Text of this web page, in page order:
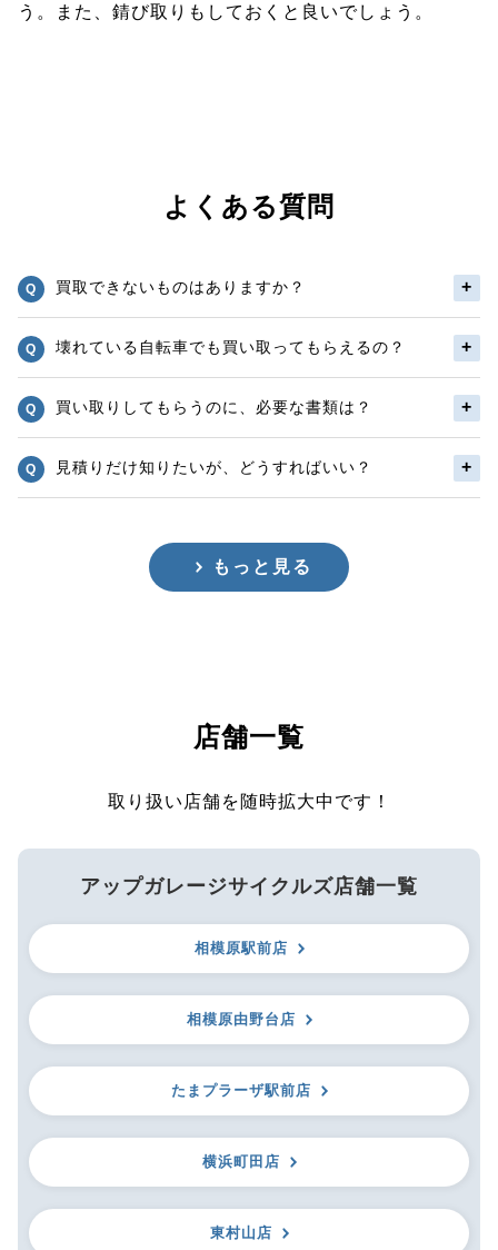
う。また、錆び取りもしておくと良いでしょう。
よくある質問
買取できないものはありますか？
壊れている自転車でも買い取ってもらえるの？
買い取りしてもらうのに、必要な書類は？
見積りだけ知りたいが、どうすればいい？
もっと見る
店舗一覧
取り扱い店舗を随時拡大中です！
アップガレージサイクルズ店舗一覧
相模原駅前店
相模原由野台店
たまプラーザ駅前店
横浜町田店
東村山店